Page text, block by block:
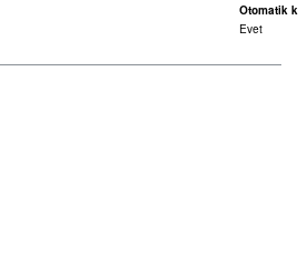
Otomatik
Evet